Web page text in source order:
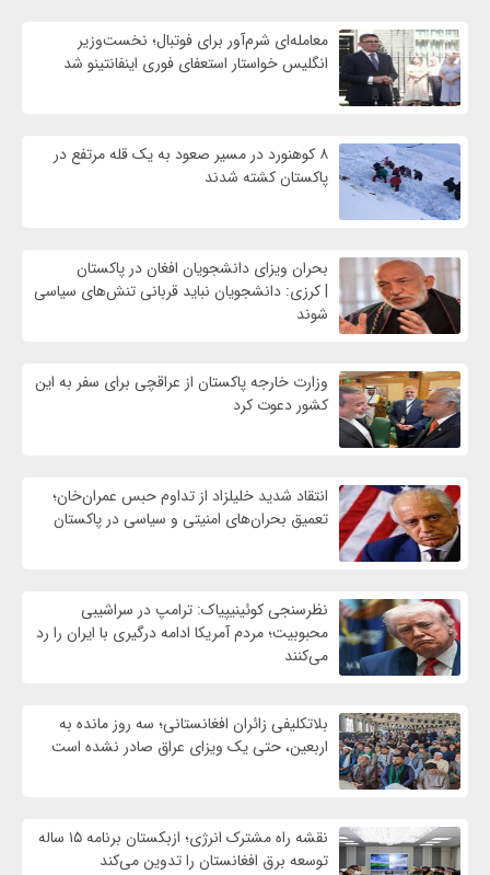
معامله‌ای شرم‌آور برای فوتبال؛ نخست‌وزیر
انگلیس خواستار استعفای فوری اینفانتینو شد
۸ کوهنورد در مسیر صعود به یک قله مرتفع در
پاکستان کشته شدند
بحران ویزای دانشجویان افغان در پاکستان
| کرزی: دانشجویان نباید قربانی تنش‌های سیاسی
شوند
وزارت خارجه پاکستان از عراقچی برای سفر به این
کشور دعوت کرد
انتقاد شدید خلیلزاد از تداوم حبس عمران‌خان؛
تعمیق بحران‌های امنیتی و سیاسی در پاکستان
نظرسنجی کوئینیپیاک: ترامپ در سراشیبی
محبوبیت؛ مردم آمریکا ادامه درگیری با ایران را رد
می‌کنند
بلاتکلیفی زائران افغانستانی؛ سه روز مانده به
اربعین، حتی یک ویزای عراق صادر نشده است
نقشه راه مشترک انرژی؛ ازبکستان برنامه ۱۵ ساله
توسعه برق افغانستان را تدوین می‌کند